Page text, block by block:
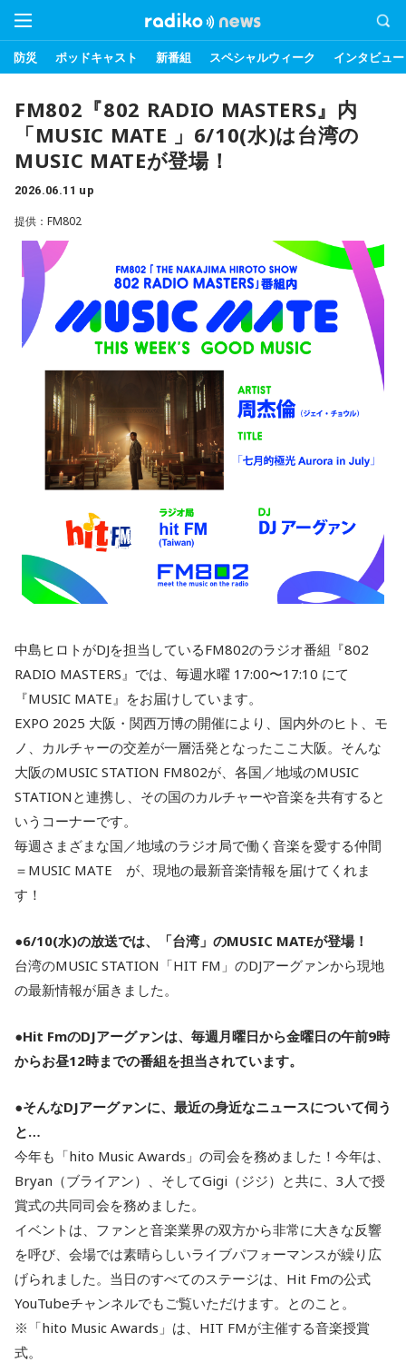
防災 ポッドキャスト 新番組 スペシャルウィーク インタビュー
FM802『802 RADIO MASTERS』内
「MUSIC MATE 」6/10(水)は台湾の
MUSIC MATEが登場！
2026.06.11 up
提供：FM802
中島ヒロトがDJを担当しているFM802のラジオ番組『802
RADIO MASTERS』では、毎週水曜 17:00〜17:10 にて
『MUSIC MATE』をお届けしています。
EXPO 2025 大阪・関西万博の開催により、国内外のヒト、モ
ノ、カルチャーの交差が一層活発となったここ大阪。そんな
大阪のMUSIC STATION FM802が、各国／地域のMUSIC
STATIONと連携し、その国のカルチャーや音楽を共有すると
いうコーナーです。
毎週さまざまな国／地域のラジオ局で働く音楽を愛する仲間
＝MUSIC MATE が、現地の最新音楽情報を届けてくれま
す！
●6/10(水)の放送では、「台湾」のMUSIC MATEが登場！
台湾のMUSIC STATION「HIT FM」のDJアーグァンから現地
の最新情報が届きました。
●Hit FmのDJアーグァンは、毎週月曜日から金曜日の午前9時
からお昼12時までの番組を担当されています。
●そんなDJアーグァンに、最近の身近なニュースについて伺う
と…
今年も「hito Music Awards」の司会を務めました！今年は、
Bryan（ブライアン）、そしてGigi（ジジ）と共に、3人で授
賞式の共同司会を務めました。
イベントは、ファンと音楽業界の双方から非常に大きな反響
を呼び、会場では素晴らしいライブパフォーマンスが繰り広
げられました。当日のすべてのステージは、Hit Fmの公式
YouTubeチャンネルでもご覧いただけます。とのこと。
※「hito Music Awards」は、HIT FMが主催する音楽授賞
式。